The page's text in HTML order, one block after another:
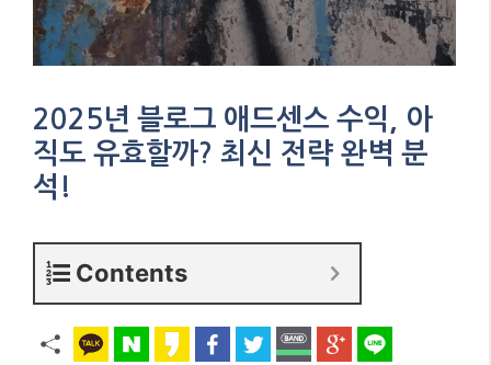
2025년 블로그 애드센스 수익, 아
직도 유효할까? 최신 전략 완벽 분
석!
Contents